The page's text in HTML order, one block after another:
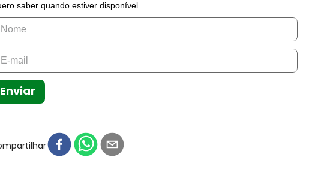
saber quando estiver disponível
Enviar